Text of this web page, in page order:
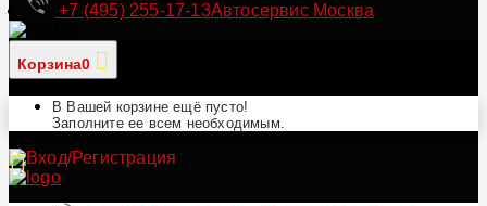
+7 (495) 255-17-13Автосервис Москва
Корзина0
В Вашей корзине ещё пусто!
Заполните ее всем необходимым.